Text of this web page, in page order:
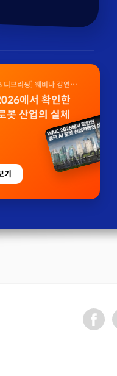
브리핑] 웨비나 강연
에서 확인한
봇 산업의 실체
기